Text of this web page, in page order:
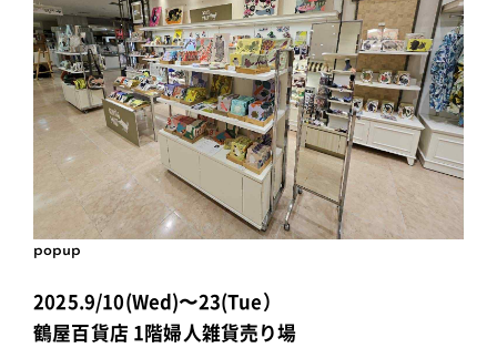
popup
2025.9/10(Wed)〜23(Tue）
鶴屋百貨店 1階婦人雑貨売り場